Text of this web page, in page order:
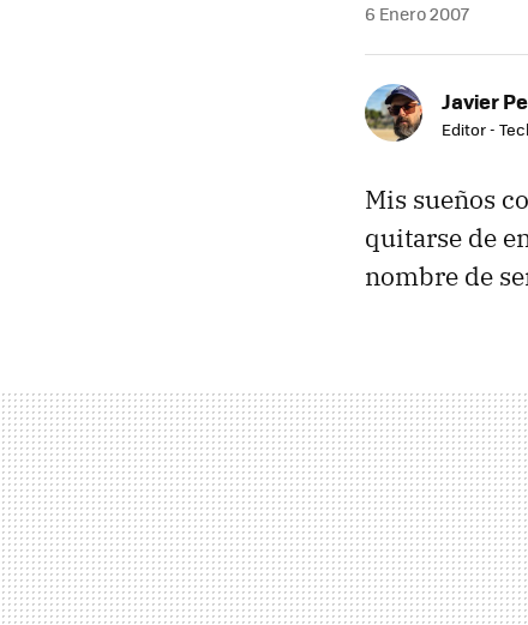
6 Enero 2007
Javier
Editor -
Mis sueños
quitarse de
nombre de